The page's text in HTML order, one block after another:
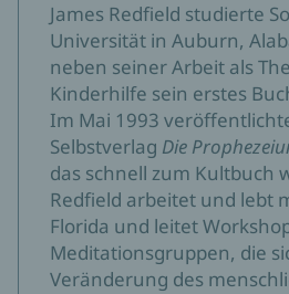
James Redfield studierte
Universität in Auburn,
neben seiner Arbeit als
Kinderhilfe sein erstes
Im Mai 1993
Selbstverlag Die
das schnell zum Kultbuch
Redfield arbeitet und lebt
Florida und leitet
Meditationsgruppen, die
Veränderung des